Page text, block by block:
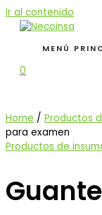
Ir al contenido
MENÚ
0
Home / Productos
para examen
Productos de